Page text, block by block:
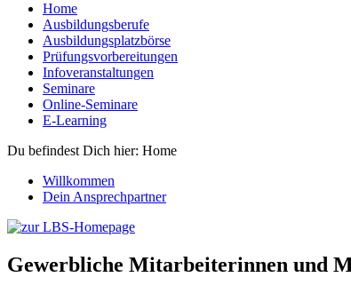
Home
Ausbildungsberufe
Ausbildungsplatzbörse
Prüfungsvorbereitungen
Infoveranstaltungen
Seminare
Online-Seminare
E-Learning
Du befindest Dich hier: Home
Willkommen
Dein Ansprechpartner
Gewerbliche Mitarbeiterinnen und